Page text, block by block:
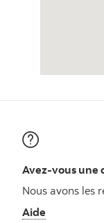
Avez-vous une
Nous avons les
Aide